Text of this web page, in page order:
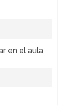
en el aula